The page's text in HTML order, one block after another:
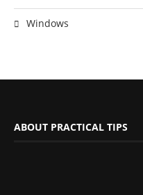
Windows
ABOUT PRACTICAL TIPS